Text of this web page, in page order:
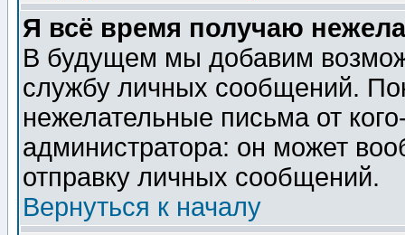
Я всё время получаю
В будущем мы добавим
службу личных сообщений.
нежелательные письма от
администратора: он может
отправку личных сообщений.
Вернуться к началу